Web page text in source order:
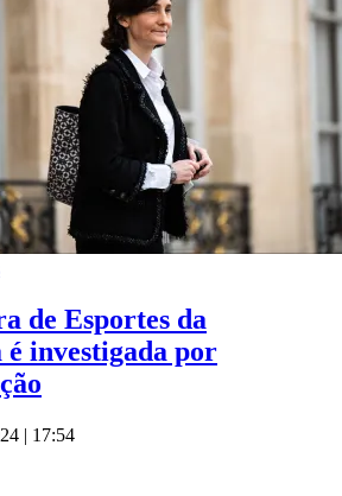
de Esportes da
é investigada por
| 17:54